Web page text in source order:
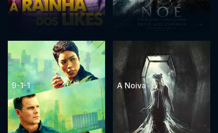
9-1-1 A Noiva